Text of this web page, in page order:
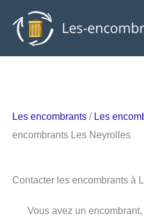
contenu
Les encombrants / Les
encombrants Les Neyrolles
Contacter les encombrants à
Vous avez un